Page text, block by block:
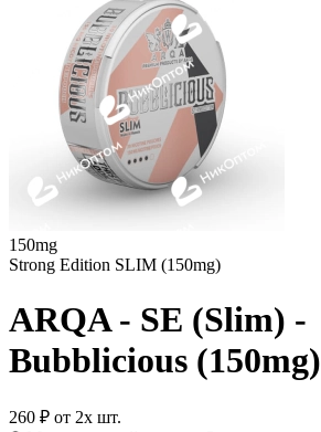
150mg
Strong Edition SLIM (150mg)
ARQA - SE (Slim) -
Bubblicious (150mg)
260 ₽ от 2х шт.